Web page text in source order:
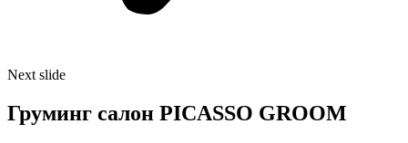
Next slide
Груминг салон PICASSO GROOM